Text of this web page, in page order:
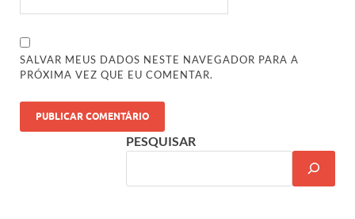
SALVAR MEUS DADOS NESTE NAVEGADOR PARA A
PRÓXIMA VEZ QUE EU COMENTAR.
PESQUISAR